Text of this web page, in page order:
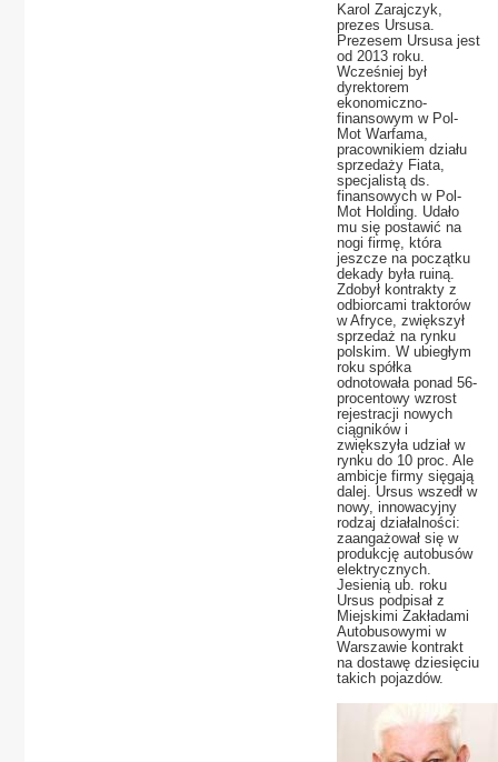
Karol Zarajczyk,
prezes Ursusa.
Prezesem Ursusa jest
od 2013 roku.
Wcześniej był
dyrektorem
ekonomiczno-
finansowym w Pol-
Mot Warfama,
pracownikiem działu
sprzedaży Fiata,
specjalistą ds.
finansowych w Pol-
Mot Holding. Udało
mu się postawić na
nogi firmę, która
jeszcze na początku
dekady była ruiną.
Zdobył kontrakty z
odbiorcami traktorów
w Afryce, zwiększył
sprzedaż na rynku
polskim. W ubiegłym
roku spółka
odnotowała ponad 56-
procentowy wzrost
rejestracji nowych
ciągników i
zwiększyła udział w
rynku do 10 proc. Ale
ambicje firmy sięgają
dalej. Ursus wszedł w
nowy, innowacyjny
rodzaj działalności:
zaangażował się w
produkcję autobusów
elektrycznych.
Jesienią ub. roku
Ursus podpisał z
Miejskimi Zakładami
Autobusowymi w
Warszawie kontrakt
na dostawę dziesięciu
takich pojazdów.